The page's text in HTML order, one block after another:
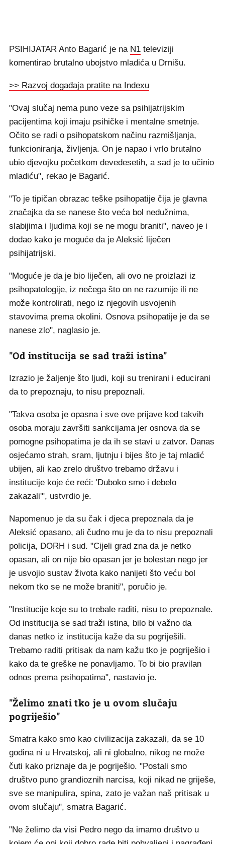
PSIHIJATAR Anto Bagarić je na N1 televiziji
komentirao brutalno ubojstvo mladića u Drnišu.
>> Razvoj događaja pratite na Indexu
"Ovaj slučaj nema puno veze sa psihijatrijskim
pacijentima koji imaju psihičke i mentalne smetnje.
Očito se radi o psihopatskom načinu razmišljanja,
funkcioniranja, življenja. On je napao i vrlo brutalno
ubio djevojku početkom devedesetih, a sad je to učinio
mladiću", rekao je Bagarić.
"To je tipičan obrazac teške psihopatije čija je glavna
značajka da se nanese što veća bol nedužnima,
slabijima i ljudima koji se ne mogu braniti", naveo je i
dodao kako je moguće da je Aleksić liječen
psihijatrijski.
"Moguće je da je bio liječen, ali ovo ne proizlazi iz
psihopatologije, iz nečega što on ne razumije ili ne
može kontrolirati, nego iz njegovih usvojenih
stavovima prema okolini. Osnova psihopatije je da se
nanese zlo", naglasio je.
"Od institucija se sad traži istina"
Izrazio je žaljenje što ljudi, koji su trenirani i educirani
da to prepoznaju, to nisu prepoznali.
"Takva osoba je opasna i sve ove prijave kod takvih
osoba moraju završiti sankcijama jer osnova da se
pomogne psihopatima je da ih se stavi u zatvor. Danas
osjećamo strah, sram, ljutnju i bijes što je taj mladić
ubijen, ali kao zrelo društvo trebamo državu i
institucije koje će reći: 'Duboko smo i debelo
zakazali'", ustvrdio je.
Napomenuo je da su čak i djeca prepoznala da je
Aleksić opasano, ali čudno mu je da to nisu prepoznali
policija, DORH i sud. "Cijeli grad zna da je netko
opasan, ali on nije bio opasan jer je bolestan nego jer
je usvojio sustav života kako nanijeti što veću bol
nekom tko se ne može braniti", poručio je.
"Institucije koje su to trebale raditi, nisu to prepoznale.
Od institucija se sad traži istina, bilo bi važno da
danas netko iz institucija kaže da su pogriješili.
Trebamo raditi pritisak da nam kažu tko je pogriješio i
kako da te greške ne ponavljamo. To bi bio pravilan
odnos prema psihopatima", nastavio je.
"Želimo znati tko je u ovom slučaju
pogriješio"
Smatra kako smo kao civilizacija zakazali, da se 10
godina ni u Hrvatskoj, ali ni globalno, nikog ne može
čuti kako priznaje da je pogriješio. "Postali smo
društvo puno grandioznih narcisa, koji nikad ne griješe,
sve se manipulira, spina, zato je važan naš pritisak u
ovom slučaju", smatra Bagarić.
"Ne želimo da visi Pedro nego da imamo društvo u